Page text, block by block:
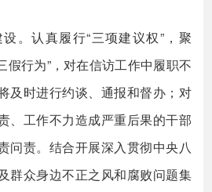
认真履行“三项建议权”，聚
假行为”，对在信访工作中履职不
及时进行约谈、通报和督办；对
、工作不力造成严重后果的干部
问责。结合开展深入贯彻中央八
群众身边不正之风和腐败问题集